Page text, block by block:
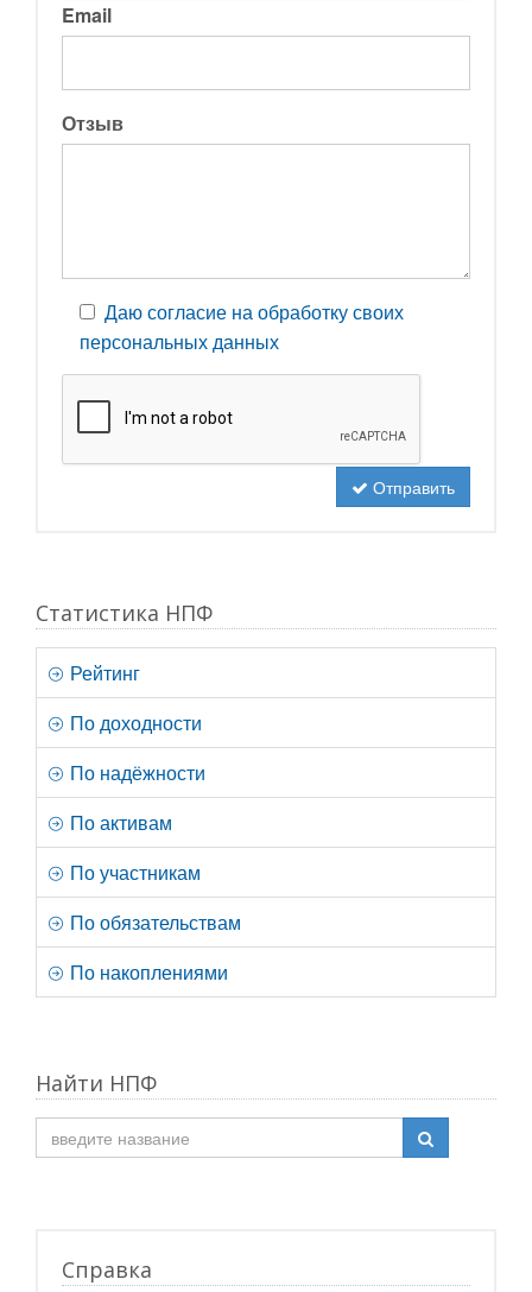
Email
Отзыв
Даю согласие на обработку своих
персональных данных
Отправить
Статистика НПФ
Рейтинг
По доходности
По надёжности
По активам
По участникам
По обязательствам
По накоплениями
Найти НПФ
Справка